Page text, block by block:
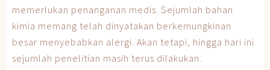
memerlukan penanganan medis. Sejumlah bahan
kimia memang telah dinyatakan berkemungkinan
besar menyebabkan alergi. Akan tetapi, hingga hari ini
sejumlah penelitian masih terus dilakukan.